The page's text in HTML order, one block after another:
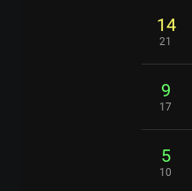
14
21
9
17
5
10